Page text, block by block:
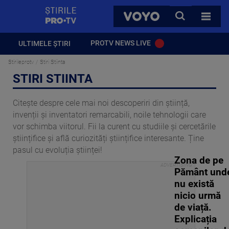
VOYO
CAUTA
TOATE
ULTIMELE ȘTIRI PROTV NEWS LIVE
Stirileprotv Stiri Stiinta
STIRI STIINTA
Citește despre cele mai noi descoperiri din știință,
invenții și inventatori remarcabili, noile tehnologii care
vor schimba viitorul. Fii la curent cu studiile și cercetările
științifice și află curiozități științifice interesante. Ține
pasul cu evoluția științei!
Zona de pe
Pământ
nu există
nicio urmă
de viață.
Explicația